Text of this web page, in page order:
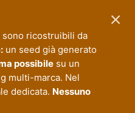
sono ricostruibili da
un seed già generato
possibile su un
multi-marca. Nel
dedicata. Nessuno
×